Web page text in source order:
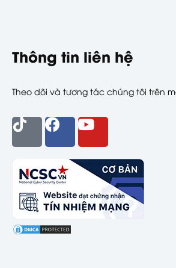
Thông tin liên hệ
Theo dõi và tương tác chúng tôi trên